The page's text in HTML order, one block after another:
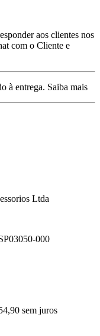
aos clientes nos
com o Cliente e
à entrega. Saiba mais
Ltda
03050-000
sem juros